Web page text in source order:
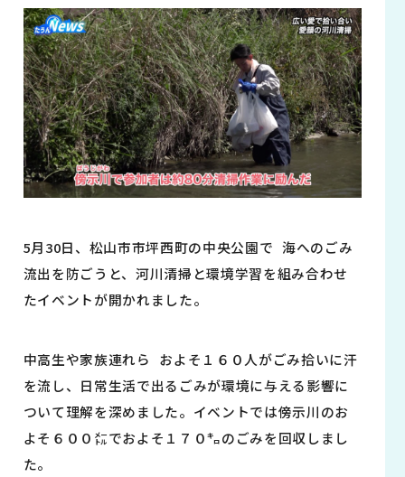
5月30日、松山市市坪西町の中央公園で 海へのごみ
流出を防ごうと、河川清掃と環境学習を組み合わせ
たイベントが開かれました。
中高生や家族連れら およそ１６０人がごみ拾いに汗
を流し、日常生活で出るごみが環境に与える影響に
ついて理解を深めました。イベントでは傍示川のお
よそ６００㍍でおよそ１７０㌔のごみを回収しまし
た。